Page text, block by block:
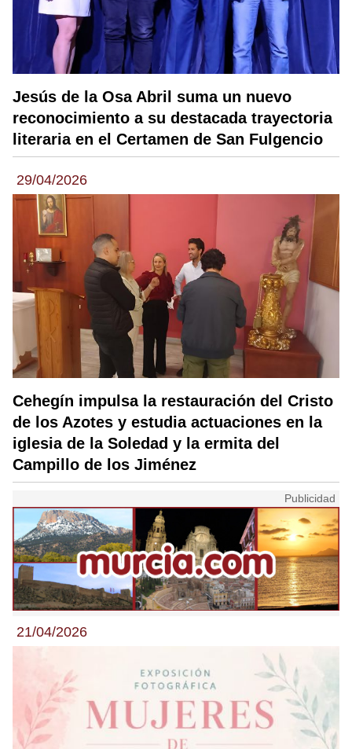
Jesús de la Osa Abril suma un nuevo
reconocimiento a su destacada trayectoria
literaria en el Certamen de San Fulgencio
29/04/2026
Cehegín impulsa la restauración del Cristo
de los Azotes y estudia actuaciones en la
iglesia de la Soledad y la ermita del
Campillo de los Jiménez
21/04/2026